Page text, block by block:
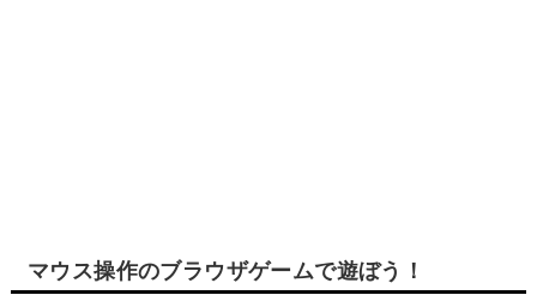
マウス操作のブラウザゲームで遊ぼう！